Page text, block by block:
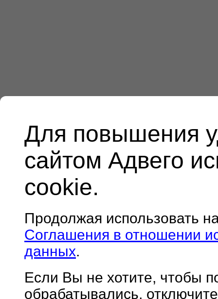
Для повышения
сайтом Адвего
cookie.
Продолжая использовать
Соглашения в отношении
данных.
Если Вы не хотите, чтобы
обрабатывались,